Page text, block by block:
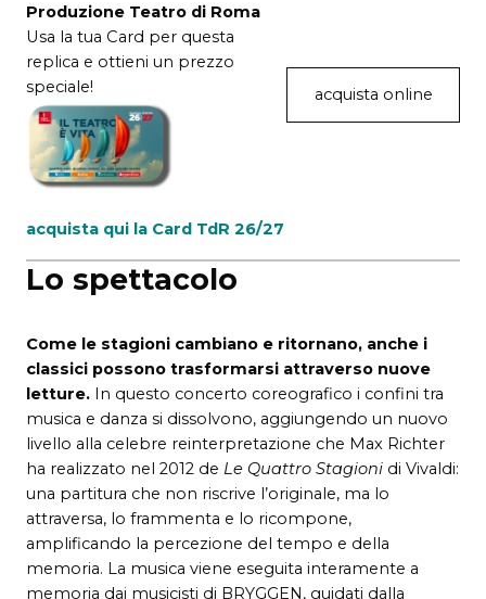
Lo spettacolo
Come le stagioni cambiano e ritornano, anche i
classici possono trasformarsi attraverso nuove
letture. In questo concerto coreografico i confini tra
musica e danza si dissolvono, aggiungendo un nuovo
livello alla celebre reinterpretazione che Max Richter
ha realizzato nel 2012 de Le Quattro Stagioni di Vivaldi:
una partitura che non riscrive l’originale, ma lo
attraversa, lo frammenta e lo ricompone,
amplificando la percezione del tempo e della
memoria. La musica viene eseguita interamente a
memoria dai musicisti di BRYGGEN, guidati dalla
Produzione Teatro di Roma
Usa la tua Card per questa
replica e ottieni un prezzo
speciale!
acquista qui la Card TdR 26/27
acquista online